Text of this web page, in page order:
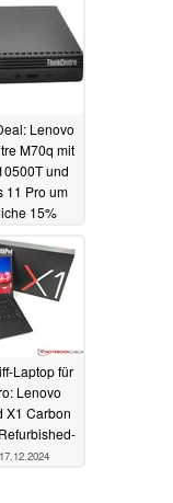
Lenovo
M70q mit
und
11 Pro um
15%
Laptop für
Lenovo
X1 Carbon
17.12.2024